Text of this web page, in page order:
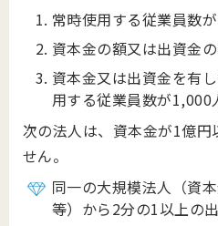
常時使用する従業員数
資本金の額又は出資金
資本金又は出資金を有
用する従業員数が1,000
次の法人は、資本金が1億
せん。
同一の大規模法人（資
等）から2分の1以上の